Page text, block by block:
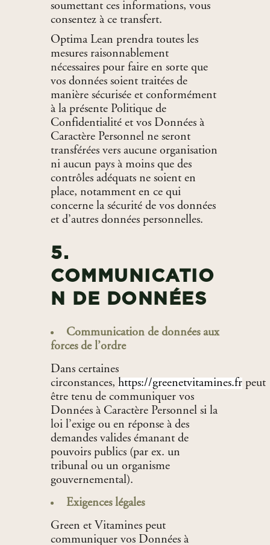
soumettant ces informations, vous
consentez à ce transfert.
Optima Lean prendra toutes les
mesures raisonnablement
nécessaires pour faire en sorte que
vos données soient traitées de
manière sécurisée et conformément
à la présente Politique de
Confidentialité et vos Données à
Caractère Personnel ne seront
transférées vers aucune organisation
ni aucun pays à moins que des
contrôles adéquats ne soient en
place, notamment en ce qui
concerne la sécurité de vos données
et d’autres données personnelles.
5.
COMMUNICATIO
N DE DONNÉES
Communication de données aux
forces de l’ordre
Dans certaines
circonstances, https://greenetvitamines.fr peut
être tenu de communiquer vos
Données à Caractère Personnel si la
loi l’exige ou en réponse à des
demandes valides émanant de
pouvoirs publics (par ex. un
tribunal ou un organisme
gouvernemental).
Exigences légales
Green et Vitamines peut
communiquer vos Données à